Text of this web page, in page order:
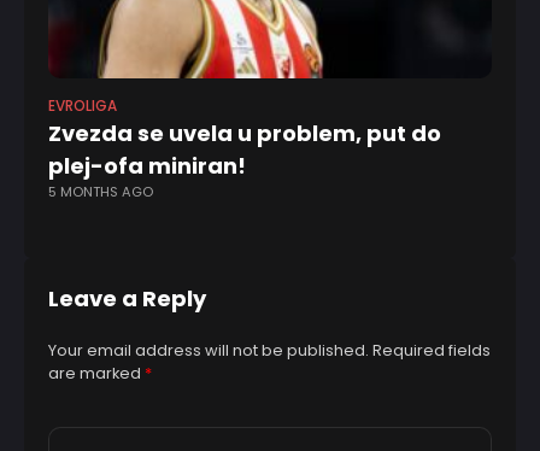
EVROLIGA
Zvezda se uvela u problem, put do
plej-ofa miniran!
5 MONTHS AGO
Leave a Reply
Your email address will not be published. Required fields
are marked *